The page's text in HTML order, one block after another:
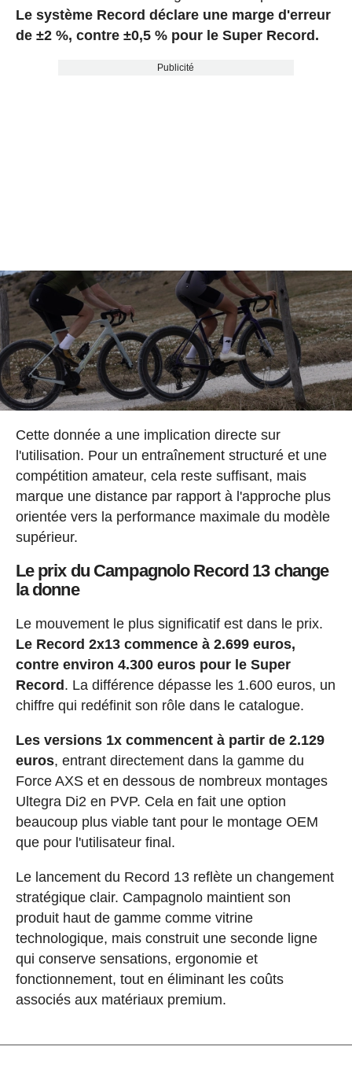
Le système Record déclare une marge d'erreur
de ±2 %, contre ±0,5 % pour le Super Record.
Publicité
Cette donnée a une implication directe sur
l'utilisation. Pour un entraînement structuré et une
compétition amateur, cela reste suffisant, mais
marque une distance par rapport à l'approche plus
orientée vers la performance maximale du modèle
supérieur.
Le prix du Campagnolo Record 13 change
la donne
Le mouvement le plus significatif est dans le prix.
Le Record 2x13 commence à 2.699 euros,
contre environ 4.300 euros pour le Super
Record . La différence dépasse les 1.600 euros, un
chiffre qui redéfinit son rôle dans le catalogue.
Les versions 1x commencent à partir de 2.129
euros, entrant directement dans la gamme du
Force AXS et en dessous de nombreux montages
Ultegra Di2 en PVP. Cela en fait une option
beaucoup plus viable tant pour le montage OEM
que pour l'utilisateur final.
Le lancement du Record 13 reflète un changement
stratégique clair. Campagnolo maintient son
produit haut de gamme comme vitrine
technologique, mais construit une seconde ligne
qui conserve sensations, ergonomie et
fonctionnement, tout en éliminant les coûts
associés aux matériaux premium.